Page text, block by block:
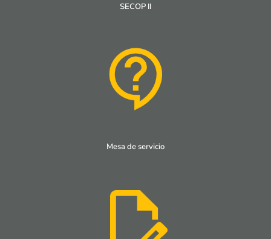
SECOP II
Mesa de servicio